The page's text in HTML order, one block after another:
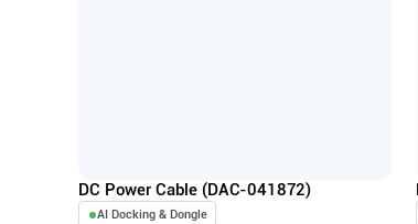
DC Power Cable (DAC-041872)
AI Docking & Dongle